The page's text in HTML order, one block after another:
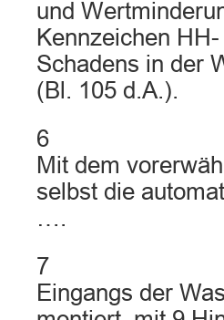
und
Kennzeichen
Schadens in der
(Bl. 105 d.A.).
6
Mit dem
selbst die
….
7
Eingangs der